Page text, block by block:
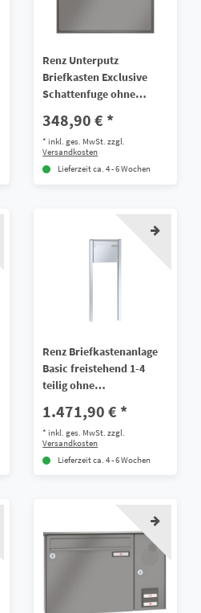
Renz Unterputz
Briefkasten Exclusive
Schattenfuge ohne
Galfan Stahl
348,90 € *
*inkl. ges. MwSt. zzgl.
Versandkosten
Lieferzeit ca. 4 - 6 Wochen
Renz Briefkastenanlage
Basic freistehend 1-4
teilig ohne
1.471,90 € *
*inkl. ges. MwSt. zzgl.
Versandkosten
Lieferzeit ca. 4 - 6 Wochen